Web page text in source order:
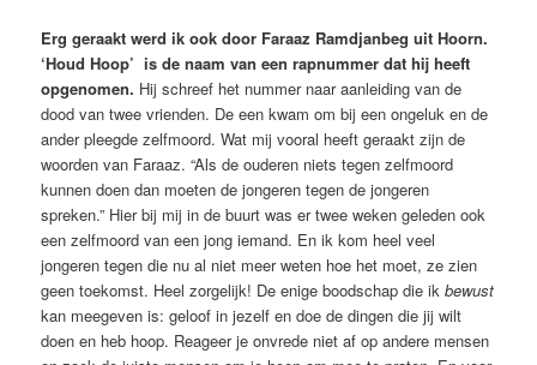
Erg geraakt werd ik ook door Faraaz Ramdjanbeg uit Hoorn.
‘Houd Hoop’ is de naam van een rapnummer dat hij heeft
opgenomen. Hij schreef het nummer naar aanleiding van de
dood van twee vrienden. De een kwam om bij een ongeluk en de
ander pleegde zelfmoord. Wat mij vooral heeft geraakt zijn de
woorden van Faraaz. “Als de ouderen niets tegen zelfmoord
kunnen doen dan moeten de jongeren tegen de jongeren
spreken.” Hier bij mij in de buurt was er twee weken geleden ook
een zelfmoord van een jong iemand. En ik kom heel veel
jongeren tegen die nu al niet meer weten hoe het moet, ze zien
geen toekomst. Heel zorgelijk! De enige boodschap die ikbewust
kan meegeven is: geloof in jezelf en doe de dingen die jij wilt
doen en heb hoop. Reageer je onvrede niet af op andere mensen